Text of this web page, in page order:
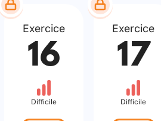
Exercice
16
Difficile
Exercice
17
Difficile